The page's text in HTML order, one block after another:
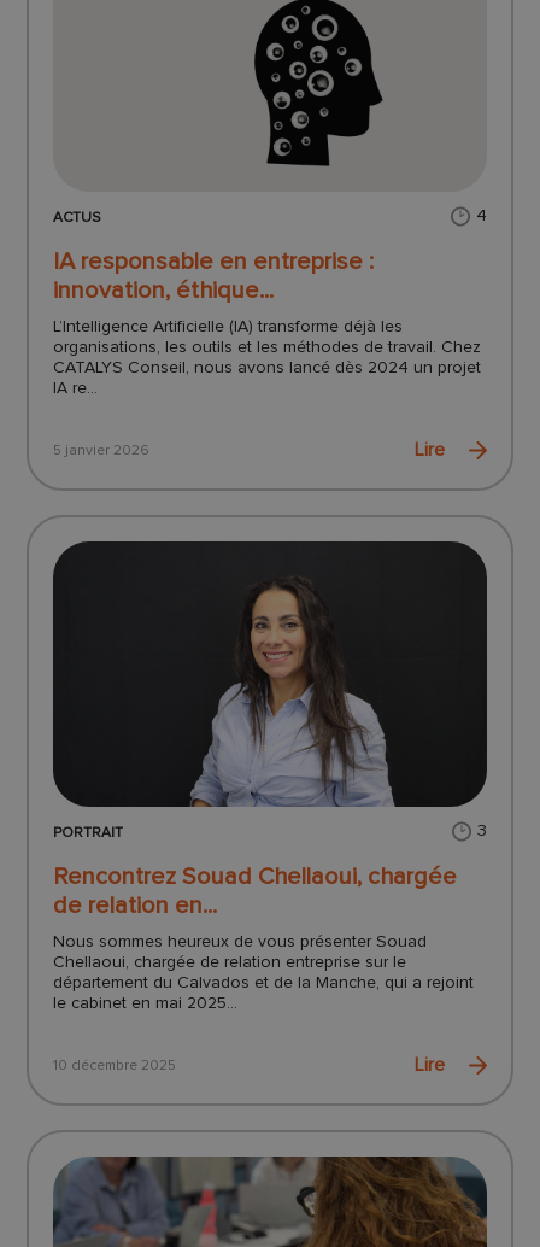
ACTUS 4
IA responsable en entreprise :
innovation, éthique...
L’Intelligence Artificielle (IA) transforme déjà les
organisations, les outils et les méthodes de travail. Chez
CATALYS Conseil, nous avons lancé dès 2024 un projet
IA re...
5 janvier 2026 Lire
PORTRAIT 3
Rencontrez Souad Chellaoui, chargée
de relation en...
Nous sommes heureux de vous présenter Souad
Chellaoui, chargée de relation entreprise sur le
département du Calvados et de la Manche, qui a rejoint
le cabinet en mai 2025...
10 décembre 2025 Lire